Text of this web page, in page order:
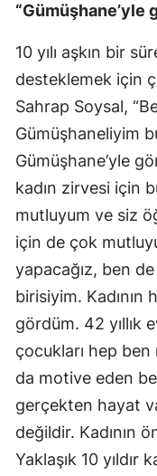
“Gümüşhane’yle
10 yılı aşkın bir
desteklemek için
Sahrap Soysal,
Gümüşhaneliyim
Gümüşhane’yle
kadın zirvesi için
mutluyum ve siz
için de çok
yapacağız, ben
birisiyim. Kadının
gördüm. 42 yıllık
çocukları hep
da motive eden
gerçekten hayat
değildir. Kadının
Yaklaşık 10 yıldır